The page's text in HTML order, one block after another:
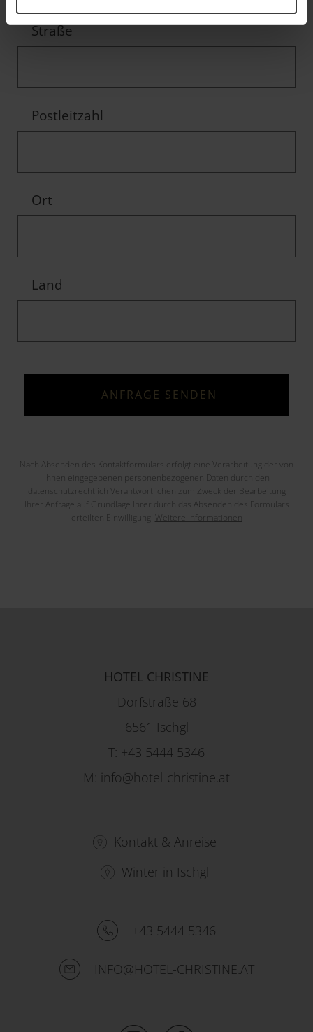
Straße
Postleitzahl
Ort
Land
Nach Absenden des Kontaktformulars erfolgt eine Verarbeitung der von
Ihnen eingegebenen personenbezogenen Daten durch den
datenschutzrechtlich Verantwortlichen zum Zweck der Bearbeitung
Ihrer Anfrage auf Grundlage Ihrer durch das Absenden des Formulars
erteilten Einwilligung. Weitere Informationen
HOTEL CHRISTINE
Dorfstraße 68
6561 Ischgl
T: +43 5444 5346
M: info@hotel-christine.at
Kontakt & Anreise
Winter in Ischgl
+43 5444 5346
INFO@HOTEL-CHRISTINE.AT